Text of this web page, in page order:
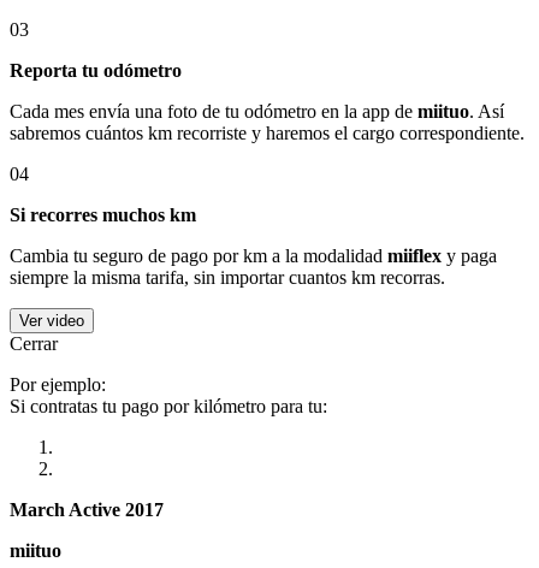
03
Reporta tu odómetro
Cada mes envía una foto de tu odómetro en la app de miituo. Así
sabremos cuántos km recorriste y haremos el cargo correspondiente.
04
Si recorres muchos km
Cambia tu seguro de pago por km a la modalidad miiflex y paga
siempre la misma tarifa, sin importar cuantos km recorras.
Ver video
Cerrar
Por ejemplo:
Si contratas tu pago por kilómetro para tu:
March Active 2017
miituo